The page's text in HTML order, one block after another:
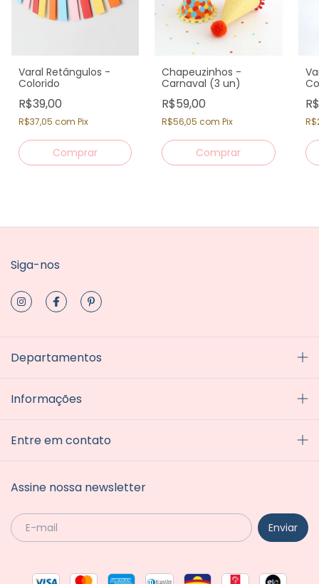
Varal Retângulos -
Colorido
R$39,00
R$37,05 com Pix
Chapeuzinhos -
Carnaval (3 un)
R$59,00
R$56,05com Pix
Siga-nos
Departamentos
Informações
Entre em contato
Assine nossa newsletter